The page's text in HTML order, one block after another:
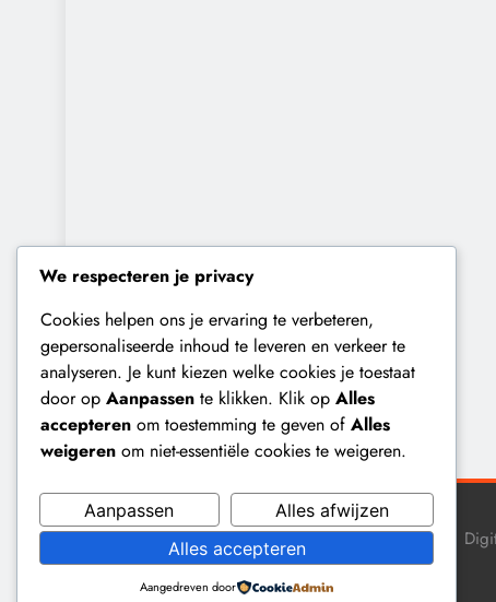
We respecteren je privacy
Cookies helpen ons je ervaring te verbeteren,
gepersonaliseerde inhoud te leveren en verkeer te
analyseren. Je kunt kiezen welke cookies je toestaat
door op Aanpassen te klikken. Klik op Alles
accepteren om toestemming te geven of Alles
weigeren om niet-essentiële cookies te weigeren.
Aanpassen
Alles afwijzen
Alles accepteren
Aangedreven door